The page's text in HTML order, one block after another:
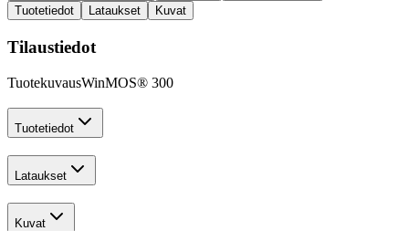
Tuotetiedot
Lataukset Kuvat
Tilaustiedot
TuotekuvausWinMOS® 300
Tuotetiedot
Lataukset
Kuvat